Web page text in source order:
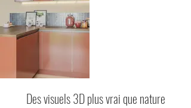
Des visuels 3D plus vrai que nature